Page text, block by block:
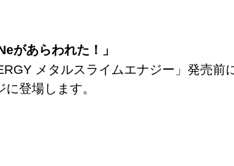
があらわれた！」
メタルスライムエナジー」発売前
登場します。